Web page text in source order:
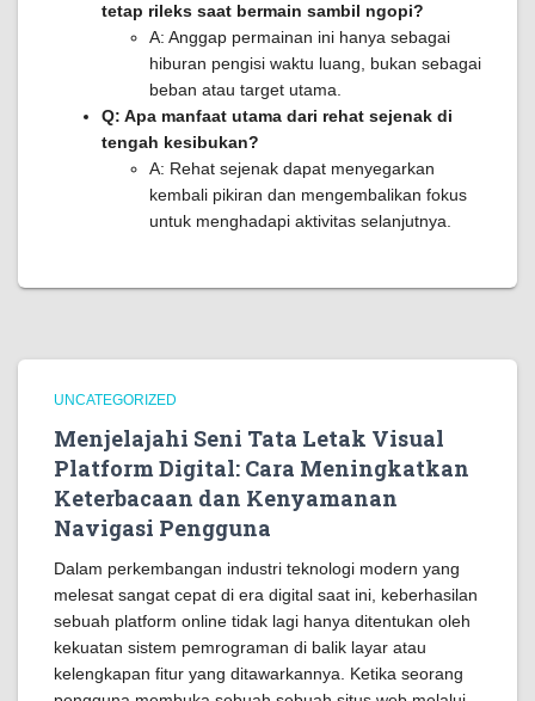
tetap rileks saat bermain sambil ngopi?
A: Anggap permainan ini hanya sebagai
hiburan pengisi waktu luang, bukan sebagai
beban atau target utama.
Q: Apa manfaat utama dari rehat sejenak di
tengah kesibukan?
A: Rehat sejenak dapat menyegarkan
kembali pikiran dan mengembalikan fokus
untuk menghadapi aktivitas selanjutnya.
UNCATEGORIZED
Menjelajahi Seni Tata Letak Visual
Platform Digital: Cara Meningkatkan
Keterbacaan dan Kenyamanan
Navigasi Pengguna
Dalam perkembangan industri teknologi modern yang
melesat sangat cepat di era digital saat ini, keberhasilan
sebuah platform online tidak lagi hanya ditentukan oleh
kekuatan sistem pemrograman di balik layar atau
kelengkapan fitur yang ditawarkannya. Ketika seorang